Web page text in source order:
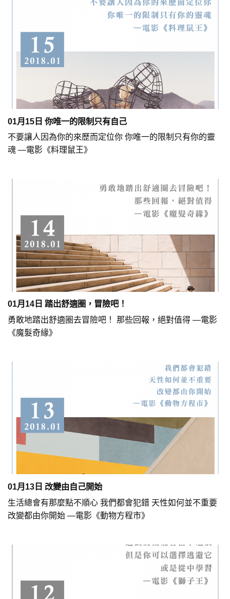
01月15日 你唯一的限制只有自己
不要讓人因為你的來歷而定位你 你唯一的限制只有你的靈
魂 —電影《料理鼠王》
01月14日 踏出舒適圈，冒險吧！
勇敢地踏出舒適圈去冒險吧！ 那些回報，絕對值得 —電影
《魔髮奇緣》
01月13日 改變由自己開始
生活總會有那麼點不順心 我們都會犯錯 天性如何並不重要
改變都由你開始 —電影《動物方程市》